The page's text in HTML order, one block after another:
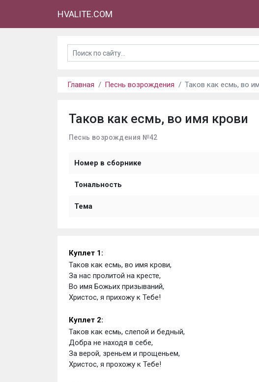
HVALITE.COM
Главная Песнь возрождения Таков как есмь, во
Таков как есмь, во имя крови
Песнь возрождения №42
Номер в сборнике
Тональность
Тема
Куплет 1:
Таков как есмь, во имя крови,
За нас пролитой на кресте,
Во имя Божьих призываний,
Христос, я прихожу к Тебе!
Куплет 2:
Таков как есмь, слепой и бедный,
Добра не находя в себе,
За верой, зреньем и прощеньем,
Христос, я прохожу к Тебе!